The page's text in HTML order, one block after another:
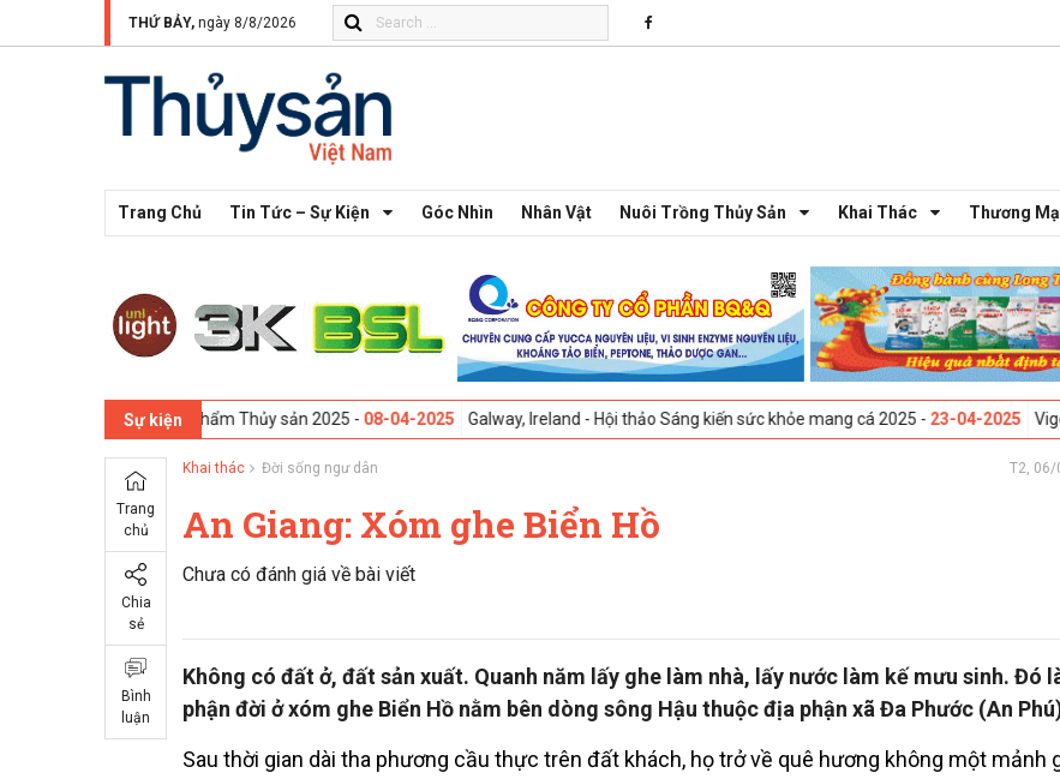
THỨ BẢY, ngày 8/8/2026
Trang Chủ Tin Tức – Sự Kiện Góc Nhìn Nhân Vật Nuôi Trồng Thủy Sản Khai Thác Thương
Sự kiện
Thực phẩm Thủy sản 2025 -08-04-2025 Galway, Ireland - Hội thảo Sáng kiến sức khỏe mang cá 2025 -23-04-2025 Vigo, Tây Ban
Trang
chủ
Chia
sẻ
Bình
luận
Khai thác Đời sống ngư dân T2, 06/
An Giang: Xóm ghe Biển Hồ
Chưa có đánh giá về bài viết
Không có đất ở, đất sản xuất. Quanh năm lấy ghe làm nhà, lấy nước làm kế mưu sinh. Đó
phận đời ở xóm ghe Biển Hồ nằm bên dòng sông Hậu thuộc địa phận xã Đa Phước (An
Sau thời gian dài tha phương cầu thực trên đất khách, họ trở về quê hương không một mảnh